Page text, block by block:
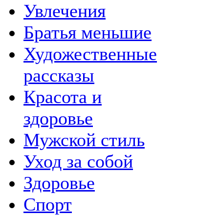
Увлечения
Братья меньшие
Художественные
рассказы
Красота и
здоровье
Мужской стиль
Уход за собой
Здоровье
Спорт